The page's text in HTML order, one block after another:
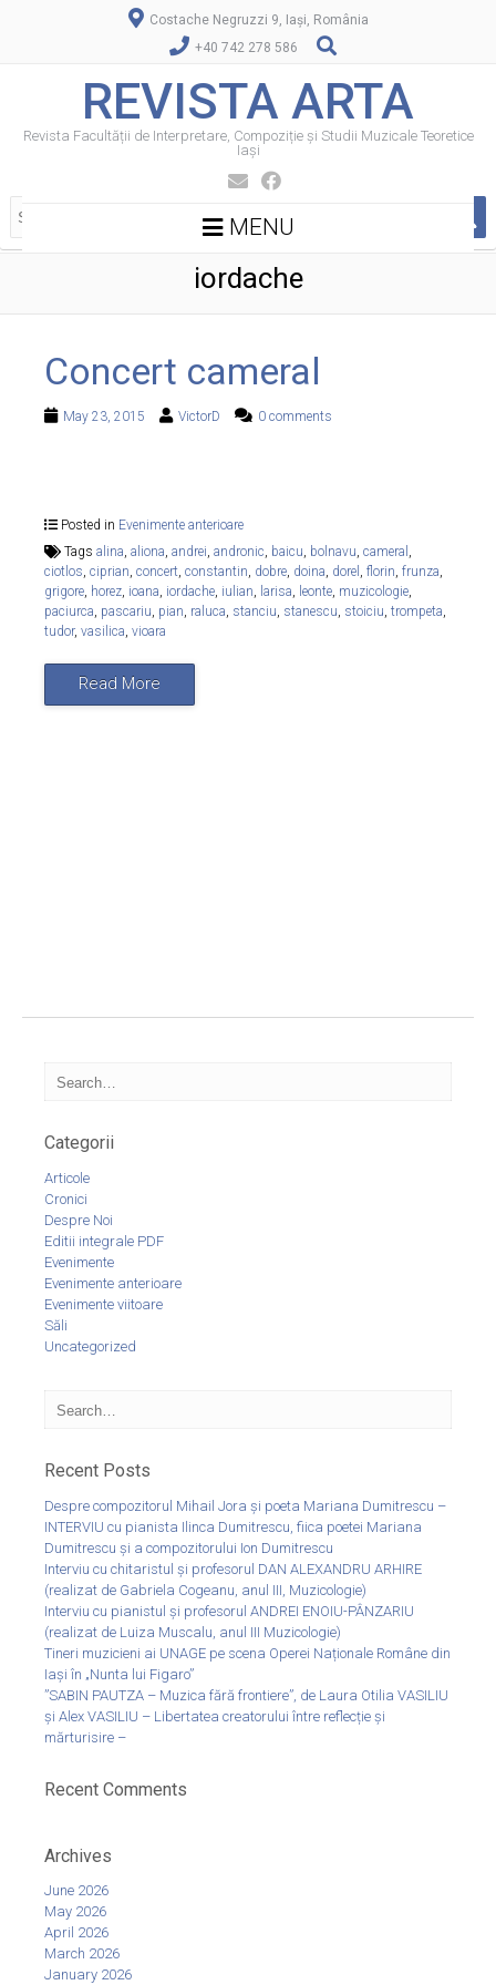
Costache Negruzzi 9, Iași, România
+40 742 278 586
REVISTA ARTA
Revista Facultății de Interpretare, Compoziție și Studii Muzicale Teoretice
Iași
MENU
iordache
Concert cameral
May 23, 2015 VictorD 0 comments
Posted in Evenimente anterioare
Tags alina, aliona, andrei, andronic, baicu, bolnavu, cameral ,
ciotlos, ciprian, concert, constantin, dobre, doina, dorel , florin, frunza,
grigore, horez, ioana, iordache, iulian, larisa, leonte, muzicologie,
paciurca, pascariu, pian, raluca, stanciu, stanescu, stoiciu, trompeta,
tudor, vasilica, vioara
Read More
Categorii
Articole
Cronici
Despre Noi
Editii integrale PDF
Evenimente
Evenimente anterioare
Evenimente viitoare
Săli
Uncategorized
Recent Posts
Despre compozitorul Mihail Jora și poeta Mariana Dumitrescu –
INTERVIU cu pianista Ilinca Dumitrescu, fiica poetei Mariana
Dumitrescu și a compozitorului Ion Dumitrescu
Interviu cu chitaristul și profesorul DAN ALEXANDRU ARHIRE
(realizat de Gabriela Cogeanu, anul III, Muzicologie)
Interviu cu pianistul și profesorul ANDREI ENOIU-PÂNZARIU
(realizat de Luiza Muscalu, anul III Muzicologie)
Tineri muzicieni ai UNAGE pe scena Operei Naționale Române din
Iași în „Nunta lui Figaro”
”SABIN PAUTZA – Muzica fără frontiere”, de Laura Otilia VASILIU
și Alex VASILIU – Libertatea creatorului între reflecție și
mărturisire –
Recent Comments
Archives
June 2026
May 2026
April 2026
March 2026
January 2026